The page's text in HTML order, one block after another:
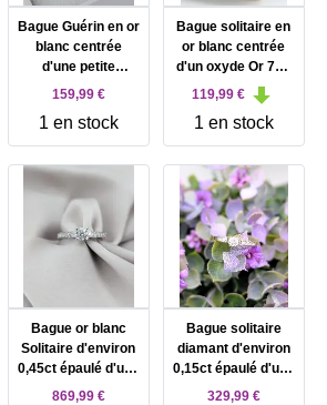
Bague Guérin en or
blanc centrée
d'une petite
moinssanite Or
CT) 1,10g
159,99 €
1 en stock
Bague solitaire en
or blanc centrée
d'un oxyde Or 750
Millième (18 CT)
119,99 €
1 en stock
Bague or blanc
Solitaire d'environ
0,45ct épaulé d'une
ligne de 16 petits
869,99 €
Bague solitaire
diamant d'environ
0,15ct épaulé d'une
ligne de 8 petits
329,99 €